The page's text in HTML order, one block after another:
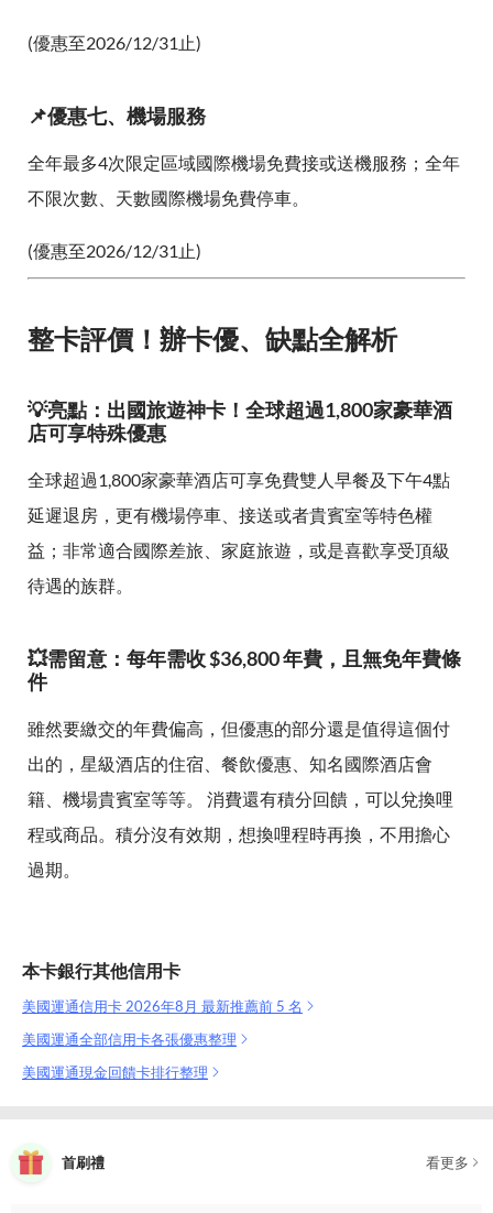
(優惠至2026/12/31止)
📌優惠七、機場服務
全年最多4次限定區域國際機場免費接或送機服務；全年
不限次數、天數國際機場免費停車。
(優惠至2026/12/31止)
整卡評價！辦卡優、缺點全解析
💡亮點：出國旅遊神卡！全球超過1,800家豪華酒
店可享特殊優惠
全球超過1,800家豪華酒店可享免費雙人早餐及下午4點
延遲退房，更有機場停車、接送或者貴賓室等特色權
益；非常適合國際差旅、家庭旅遊，或是喜歡享受頂級
待遇的族群。
💥需留意：每年需收 $36,800 年費，且無免年費條
件
雖然要繳交的年費偏高，但優惠的部分還是值得這個付
出的，星級酒店的住宿、餐飲優惠、知名國際酒店會
籍、機場貴賓室等等。 消費還有積分回饋，可以兌換哩
程或商品。積分沒有效期，想換哩程時再換，不用擔心
過期。
本卡銀行其他信用卡
美國運通信用卡 2026年8月 最新推薦前 5 名
美國運通全部信用卡各張優惠整理
美國運通現金回饋卡排行整理
首刷禮 看更多